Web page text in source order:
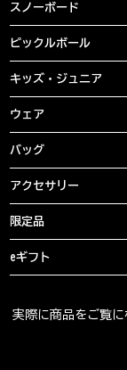
スノーボード
ピックルボール
キッズ・ジュニア
ウェア
バッグ
アクセサリー
限定品
eギフト
実際に商品をご覧